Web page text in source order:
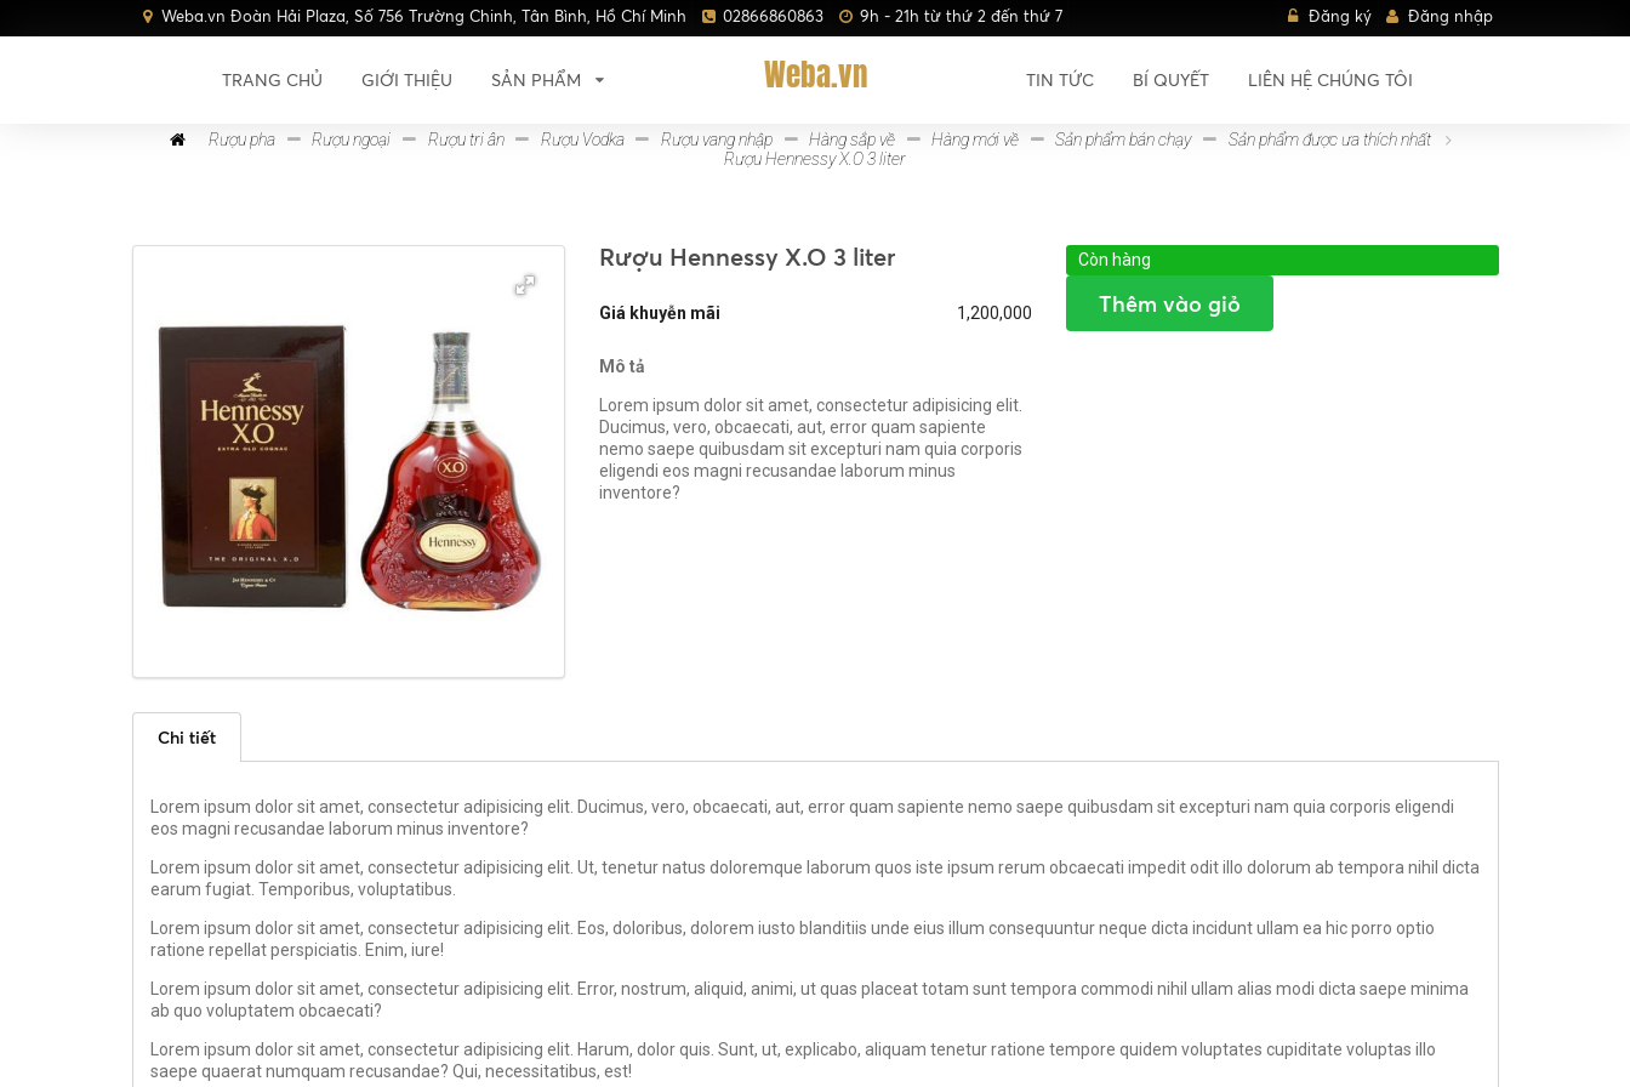
Weba.vn Đoàn Hải Plaza, Số 756 Trường Chinh, Tân Bình, Hồ Chí Minh 02866860863 9h - 21h từ thứ 2 đến thứ 7 Đăng ký Đăng nhập
TRANG CHỦ GIỚI THIỆU SẢN PHẨM Weba.vn TIN TỨC BÍ QUYẾT LIÊN HỆ CHÚNG TÔI
Rượu pha Rượu ngoại Rượu tri ân Rượu Vodka Rượu vang nhập Hàng sắp về Hàng mới về Sản phẩm bán chạy
Sản phẩm được ưa thích nhất
Rượu Hennessy X.O 3 liter
Rượu Hennessy X.O 3 liter
Giá khuyễn mãi 1,200,000
Mô tả
Lorem ipsum dolor sit amet, consectetur adipisicing elit.
Ducimus, vero, obcaecati, aut, error quam sapiente
nemo saepe quibusdam sit excepturi nam quia corporis
eligendi eos magni recusandae laborum minus
inventore?
Còn hàng
Thêm vào giỏ
Chi tiết
Lorem ipsum dolor sit amet, consectetur adipisicing elit. Ducimus, vero, obcaecati, aut, error quam sapiente nemo saepe quibusdam sit excepturi nam quia corporis eligendi
eos magni recusandae laborum minus inventore?
Lorem ipsum dolor sit amet, consectetur adipisicing elit. Ut, tenetur natus doloremque laborum quos iste ipsum rerum obcaecati impedit odit illo dolorum ab tempora nihil dicta
earum fugiat. Temporibus, voluptatibus.
Lorem ipsum dolor sit amet, consectetur adipisicing elit. Eos, doloribus, dolorem iusto blanditiis unde eius illum consequuntur neque dicta incidunt ullam ea hic porro optio
ratione repellat perspiciatis. Enim, iure!
Lorem ipsum dolor sit amet, consectetur adipisicing elit. Error, nostrum, aliquid, animi, ut quas placeat totam sunt tempora commodi nihil ullam alias modi dicta saepe minima
ab quo voluptatem obcaecati?
Lorem ipsum dolor sit amet, consectetur adipisicing elit. Harum, dolor quis. Sunt, ut, explicabo, aliquam tenetur ratione tempore quidem voluptates cupiditate voluptas illo
saepe quaerat numquam recusandae? Qui, necessitatibus, est!